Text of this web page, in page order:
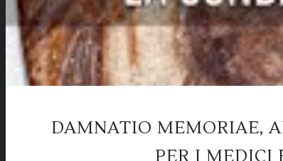
DAMNATIO MEMORIAE,
PER I MEDICI